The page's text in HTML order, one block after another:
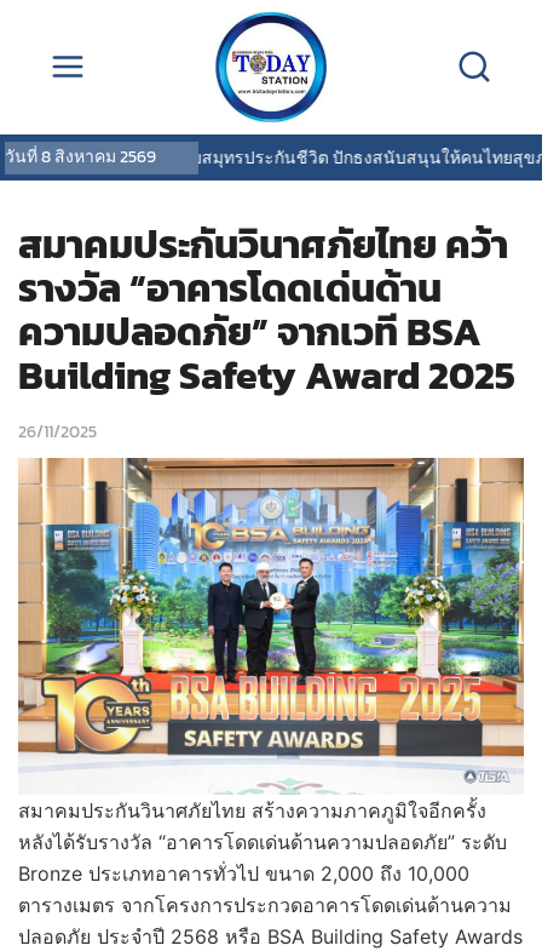
วันที่8 สิงหาคม 2569
OCEAN LIFE ไทยสมุทรประกันชีวิต ปักธงสนับสนุนให้คนไทยสุขภาพดี
สมาคมประกันวินาศภัยไทย คว้า
รางวัล “อาคารโดดเด่นด้าน
ความปลอดภัย” จากเวที BSA
Building Safety Award 2025
26/11/2025
สมาคมประกันวินาศภัยไทย สร้างความภาคภูมิใจอีกครั้ง
หลังได้รับรางวัล “อาคารโดดเด่นด้านความปลอดภัย” ระดับ
Bronze ประเภทอาคารทั่วไป ขนาด 2,000 ถึง 10,000
ตารางเมตร จากโครงการประกวดอาคารโดดเด่นด้านความ
ปลอดภัย ประจำปี 2568 หรือ BSA Building Safety Awards